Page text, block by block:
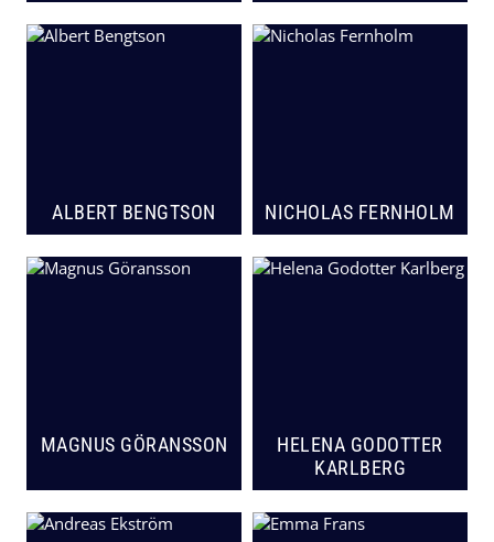
ALBERT BENGTSON NICHOLAS FERNHOLM
MAGNUS GÖRANSSON
HELENA GODOTTER
KARLBERG